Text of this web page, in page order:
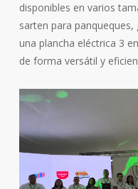
disponibles en varios
sarten para
una plancha eléctrica 3
de forma versátil y